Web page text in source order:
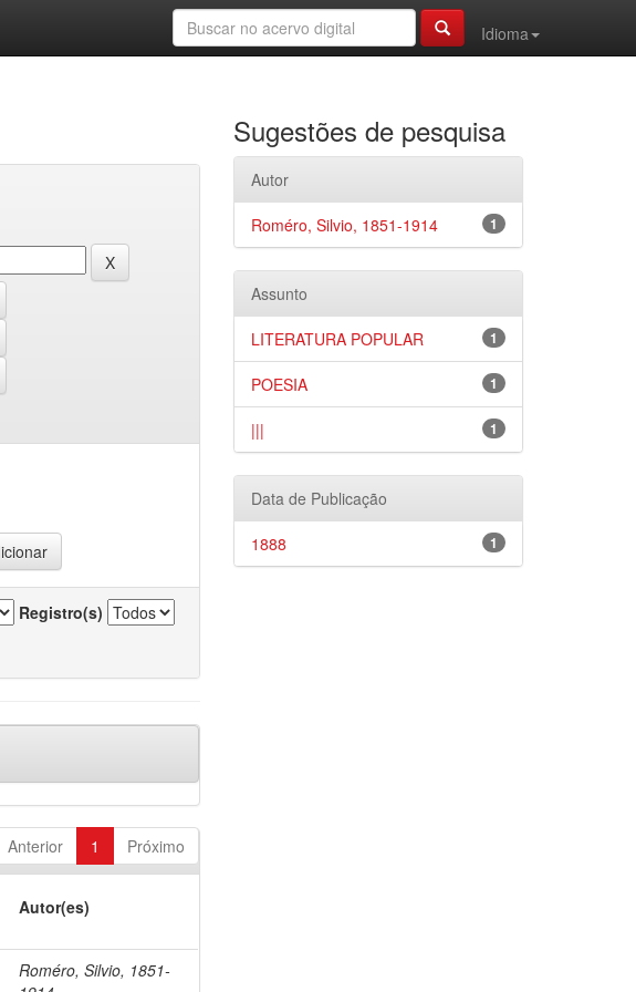
Idioma
Registro(s)
Anterior 1 Próximo
Autor(es)
Roméro, Silvio, 1851-
Sugestões de pesquisa
Autor
1
Roméro, Silvio, 1851-1914
Assunto
1
LITERATURA POPULAR
1
POESIA
1
|||
Data de Publicação
1
1888